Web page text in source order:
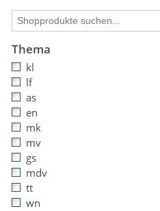
Thema
kl
lf
as
en
mk
mv
gs
mdv
tt
wn